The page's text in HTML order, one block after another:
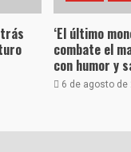
‘El último
combate el
con humor y
6 de agosto de